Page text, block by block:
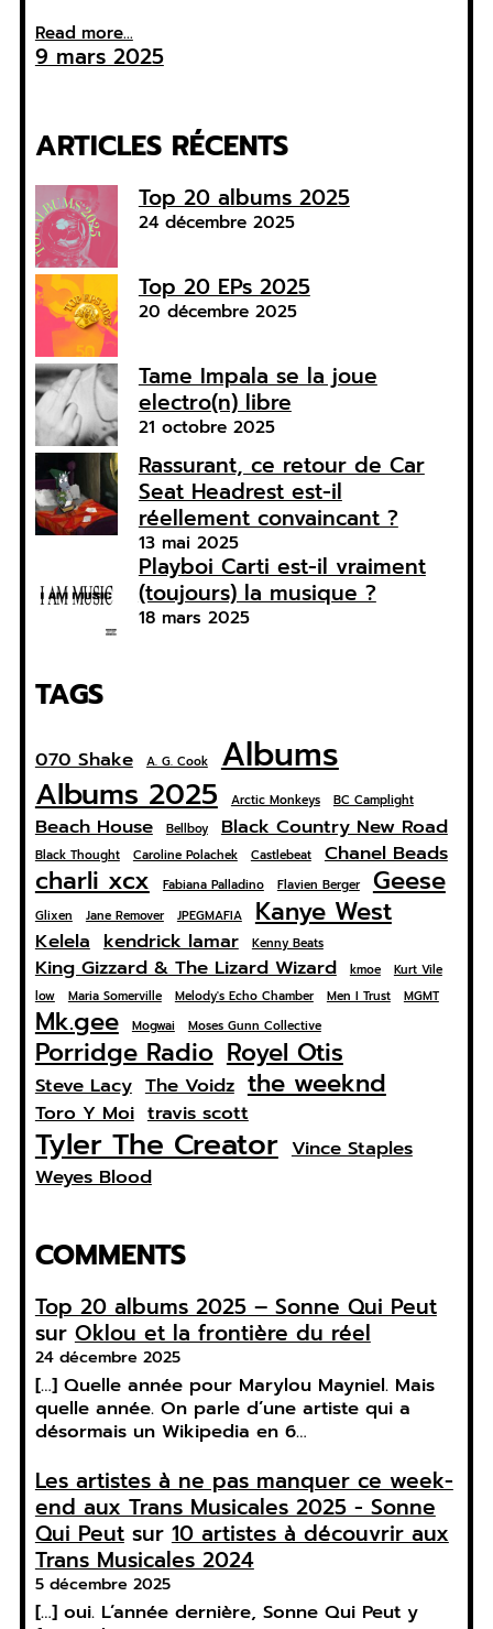
Read more...
9 mars 2025
ARTICLES RÉCENTS
Top 20 albums 2025
24 décembre 2025
Top 20 EPs 2025
20 décembre 2025
Tame Impala se la joue
electro(n) libre
21 octobre 2025
Rassurant, ce retour de Car
Seat Headrest est-il
réellement convaincant ?
13 mai 2025
Playboi Carti est-il vraiment
(toujours) la musique ?
18 mars 2025
TAGS
070 Shake A. G. Cook Albums
Albums 2025 Arctic Monkeys BC Camplight
Beach House Bellboy Black Country New Road
Black Thought Caroline Polachek Castlebeat Chanel Beads
charli xcx Fabiana Palladino Flavien Berger Geese
Glixen Jane Remover JPEGMAFIA Kanye West
Kelela kendrick lamar Kenny Beats
King Gizzard & The Lizard Wizard kmoe
Kurt Vile
low
Maria Somerville Melody's Echo Chamber Men I Trust MGMT
Mk.gee Mogwai Moses Gunn Collective
Porridge Radio Royel Otis
Steve Lacy The Voidz the weeknd
Toro Y Moi travis scott
Tyler The Creator Vince Staples
Weyes Blood
COMMENTS
Top 20 albums 2025 – Sonne Qui Peut
sur Oklou et la frontière du réel
24 décembre 2025
[…] Quelle année pour Marylou Mayniel. Mais
quelle année. On parle d’une artiste qui a
désormais un Wikipedia en 6…
Les artistes à ne pas manquer ce week-
end aux Trans Musicales 2025 - Sonne
Qui Peutsur10 artistes à découvrir aux
Trans Musicales 2024
5 décembre 2025
[…] oui. L’année dernière, Sonne Qui Peut y